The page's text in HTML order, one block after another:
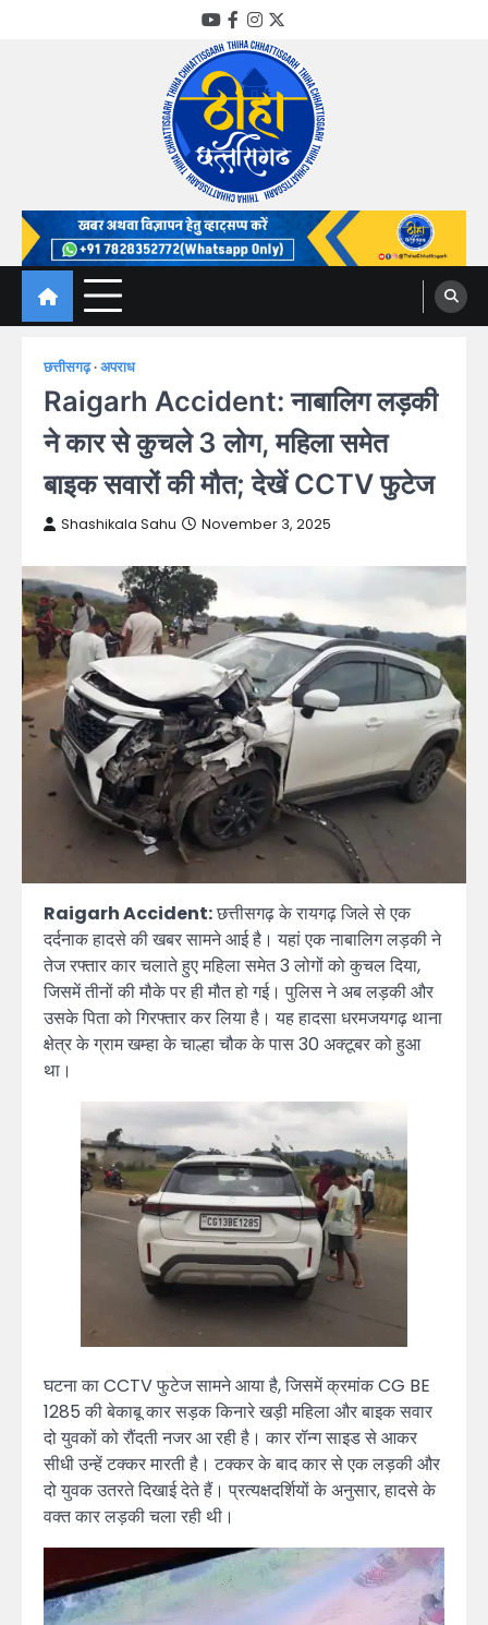
YouTube
Facebook
Instagram
Twitter
Thiha Chhattisgarh
गोठ जन-जन के
छत्तीसगढ़ अपराध
Raigarh Accident: नाबालिग लड़की
ने कार से कुचले 3 लोग, महिला समेत
बाइक सवारों की मौत; देखें CCTV फुटेज
Shashikala Sahu November 3, 2025
Raigarh Accident:छत्तीसगढ़ के रायगढ़ जिले से एक
दर्दनाक हादसे की खबर सामने आई है। यहां एक नाबालिग लड़की ने
तेज रफ्तार कार चलाते हुए महिला समेत 3 लोगों को कुचल दिया,
जिसमें तीनों की मौके पर ही मौत हो गई। पुलिस ने अब लड़की और
उसके पिता को गिरफ्तार कर लिया है। यह हादसा धरमजयगढ़ थाना
क्षेत्र के ग्राम खम्हा के चाल्हा चौक के पास 30 अक्टूबर को हुआ
था।
घटना का CCTV फुटेज सामने आया है, जिसमें क्रमांक CG BE
1285 की बेकाबू कार सड़क किनारे खड़ी महिला और बाइक सवार
दो युवकों को रौंदती नजर आ रही है। कार रॉन्ग साइड से आकर
सीधी उन्हें टक्कर मारती है। टक्कर के बाद कार से एक लड़की और
दो युवक उतरते दिखाई देते हैं। प्रत्यक्षदर्शियों के अनुसार, हादसे के
वक्त कार लड़की चला रही थी।